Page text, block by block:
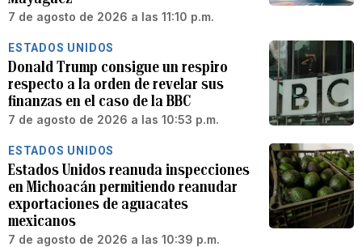
7 de agosto de 2026 a las 11:10 p.m.
ESTADOS UNIDOS
Donald Trump consigue un respiro
respecto a la orden de revelar sus
finanzas en el caso de la BBC
7 de agosto de 2026 a las 10:53 p.m.
ESTADOS UNIDOS
Estados Unidos reanuda inspecciones
en Michoacán permitiendo reanudar
exportaciones de aguacates
mexicanos
7 de agosto de 2026 a las 10:39 p.m.